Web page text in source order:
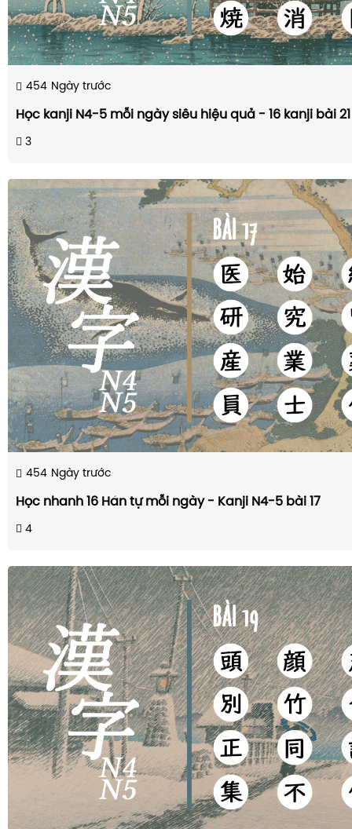
454 Ngày trước
Học kanji N4-5 mỗi ngày siêu hiệu quả - 16 kanji bài 21
3
454 Ngày trước
Học nhanh 16 Hán tự mỗi ngày - Kanji N4-5 bài 17
4